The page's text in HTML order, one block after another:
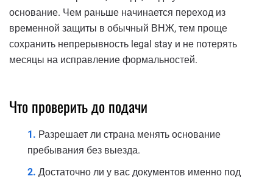
основание. Чем раньше начинается переход из
временной защиты в обычный ВНЖ, тем проще
сохранить непрерывность legal stay и не потерять
месяцы на исправление формальностей.
Что проверить до подачи
Разрешает ли страна менять основание
пребывания без выезда.
Достаточно ли у вас документов именно под